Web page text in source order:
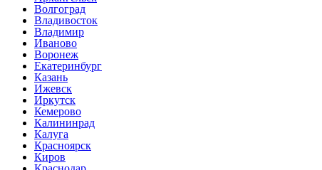
Волгоград
Владивосток
Владимир
Иваново
Воронеж
Екатеринбург
Казань
Ижевск
Иркутск
Кемерово
Калининрад
Калуга
Красноярск
Киров